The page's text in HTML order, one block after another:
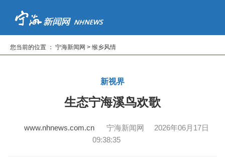
首页 | 新闻 | 专题 | 读报纸
您当前的位置 ： 宁海新闻网 > 缑乡风情
新视界
生态宁海溪鸟欢歌
www.nhnews.com.cn宁海新闻网 2026年06月17日
09:38:35